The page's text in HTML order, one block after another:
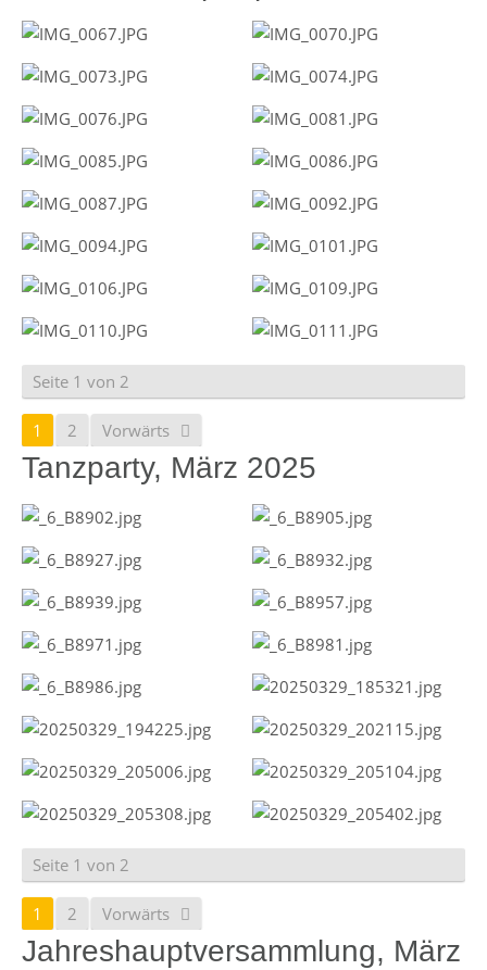
Seite 1 von 2
1 2 Vorwärts
Tanzparty, März 2025
Seite 1 von 2
1 2 Vorwärts
Jahreshauptversammlung, März